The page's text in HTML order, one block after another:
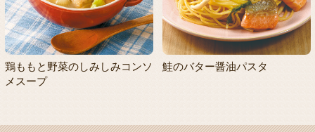
鶏ももと野菜のしみしみコンソ
メスープ
鮭のバター醤油パスタ